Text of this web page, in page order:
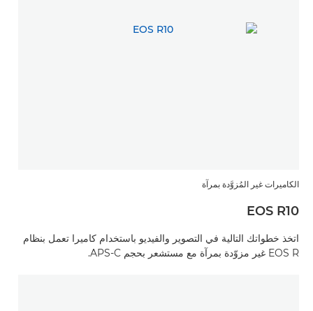
الكاميرات غير المُزوَّدة بمرآة
EOS R10
اتخذ خطواتك التالية في التصوير والفيديو باستخدام كاميرا تعمل بنظام
EOS R غير مزوّدة بمرآة مع مستشعر بحجم APS-C.